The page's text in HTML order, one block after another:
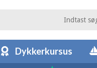
Dykkerkursus